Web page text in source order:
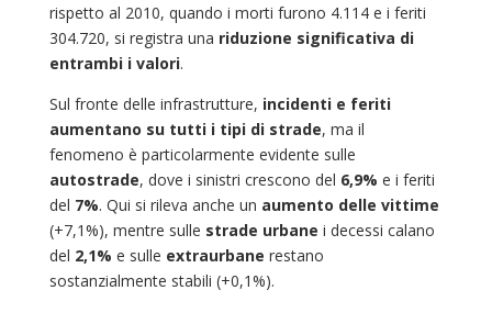
rispetto al 2010, quando i morti furono 4.114 e i feriti
304.720, si registra una riduzione significativa di
entrambi i valori.
Sul fronte delle infrastrutture, incidenti e feriti
aumentano su tutti i tipi di strade, ma il
fenomeno è particolarmente evidente sulle
autostrade, dove i sinistri crescono del 6,9% e i feriti
del 7%. Qui si rileva anche un aumento delle vittime
(+7,1%), mentre sulle strade urbane i decessi calano
del 2,1% e sulle extraurbane restano
sostanzialmente stabili (+0,1%).